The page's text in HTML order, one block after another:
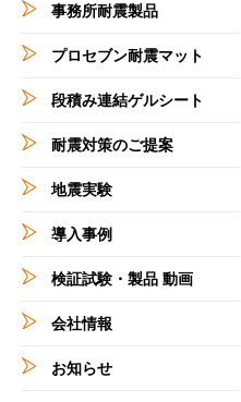
事務所耐震製品
プロセブン耐震マット
段積み連結ゲルシート
耐震対策のご提案
地震実験
導入事例
検証試験・製品 動画
会社情報
お知らせ